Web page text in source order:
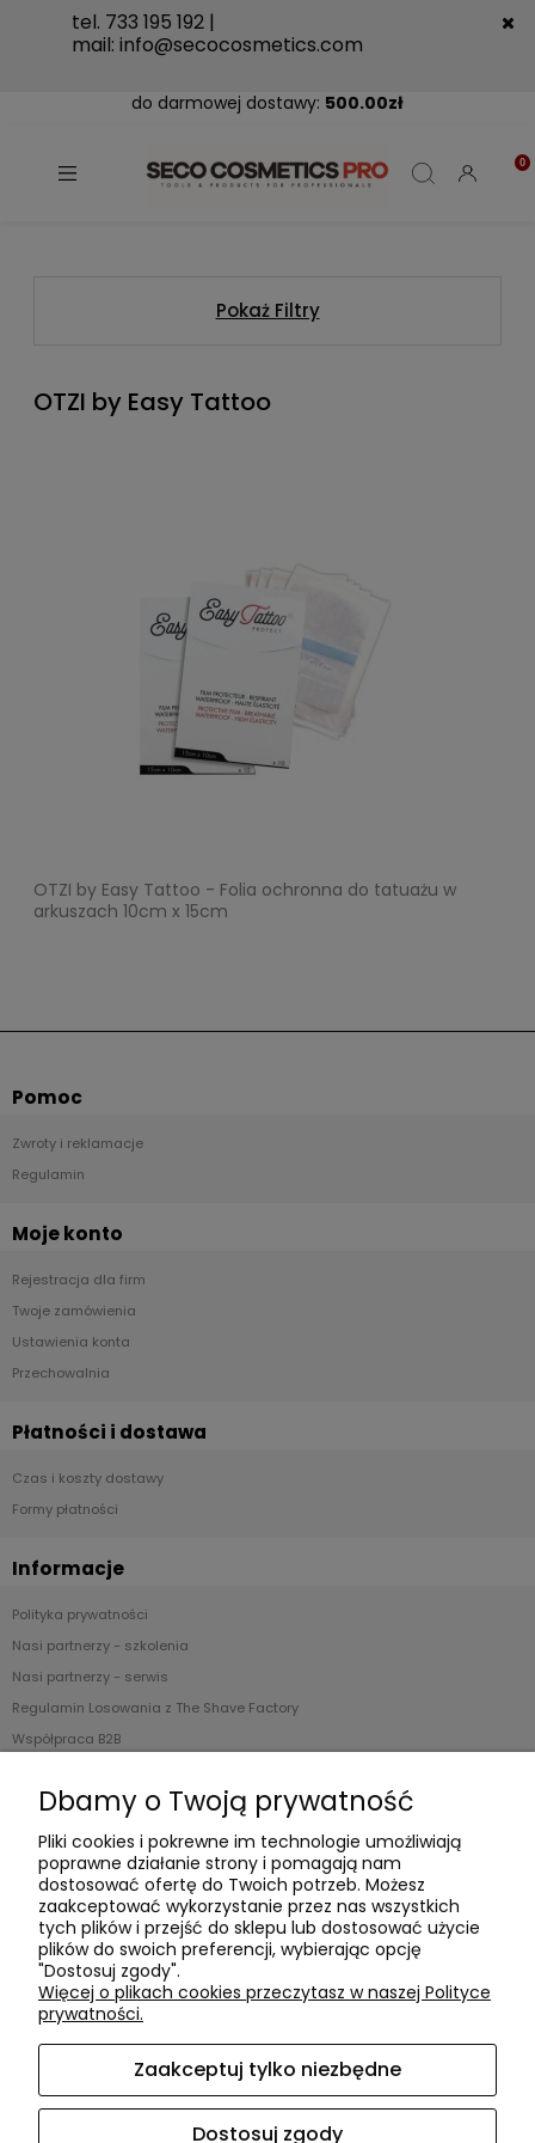
tel. 733 195 192 |
mail: info@secocosmetics.com
do darmowej dostawy: 500.00zł
Pokaż Filtry
OTZI by Easy Tattoo
OTZI by Easy Tattoo - Folia ochronna do tatuażu w
arkuszach 10cm x 15cm
Pomoc
Zwroty i reklamacje
Regulamin
Moje konto
Rejestracja dla firm
Twoje zamówienia
Ustawienia konta
Przechowalnia
Płatności i dostawa
Czas i koszty dostawy
Formy płatności
Informacje
Polityka prywatności
Nasi partnerzy - szkolenia
Nasi partnerzy - serwis
Regulamin Losowania z The Shave Factory
Współpraca B2B
O nas
Kontakt i dane firmy
Witamy w naszej platformie dlaPROfesjonalistów.
Ceny sąwidoczne tylko dla zarejestrowanychKlientów, a
rabaty ustawione po weryfikacji konta
Jeśli jesteś Klientem detalicznym to zapraszamy na
dedykowany serwis -www.secocosmetics.com
Dbamy o Twoją prywatność
Pliki cookies i pokrewne im technologie umożliwiają
poprawne działanie strony i pomagają nam
dostosować ofertę do Twoich potrzeb. Możesz
zaakceptować wykorzystanie przez nas wszystkich
tych plików i przejść do sklepu lub dostosować użycie
plików do swoich preferencji, wybierając opcję
"Dostosuj zgody".
Więcej o plikach cookies przeczytasz w naszej Polityce
prywatności.
Zaakceptuj tylko niezbędne
Dostosuj zgody